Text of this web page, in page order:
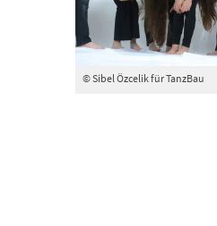
© Sibel Özcelik für TanzBau